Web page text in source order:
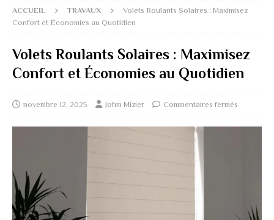
ACCUEIL TRAVAUX
Volets Roulants Solaires : Maximisez
Confort et Économies au Quotidien
Volets Roulants Solaires : Maximisez
Confort et Économies au Quotidien
novembre 12, 2025 Johm Mizier Commentaires fermés